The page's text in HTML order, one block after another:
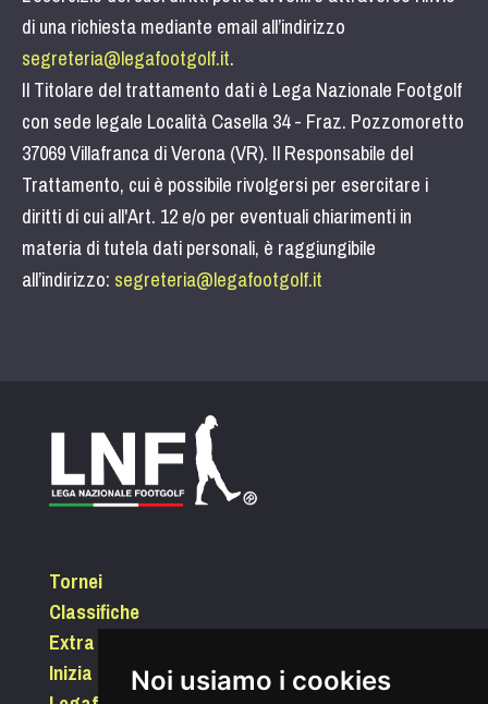
Noi usiamo i cookies
di una richiesta mediante email all’indirizzo
segreteria@legafootgolf.it.
Il Titolare del trattamento dati è Lega Nazionale Footgolf
con sede legale Località Casella 34 - Fraz. Pozzomoretto
37069 Villafranca di Verona (VR). Il Responsabile del
Trattamento, cui è possibile rivolgersi per esercitare i
diritti di cui all'Art. 12 e/o per eventuali chiarimenti in
materia di tutela dati personali, è raggiungibile
all’indirizzo:segreteria@legafootgolf.it
Tornei
Classifiche
Extra
Inizia a giocare